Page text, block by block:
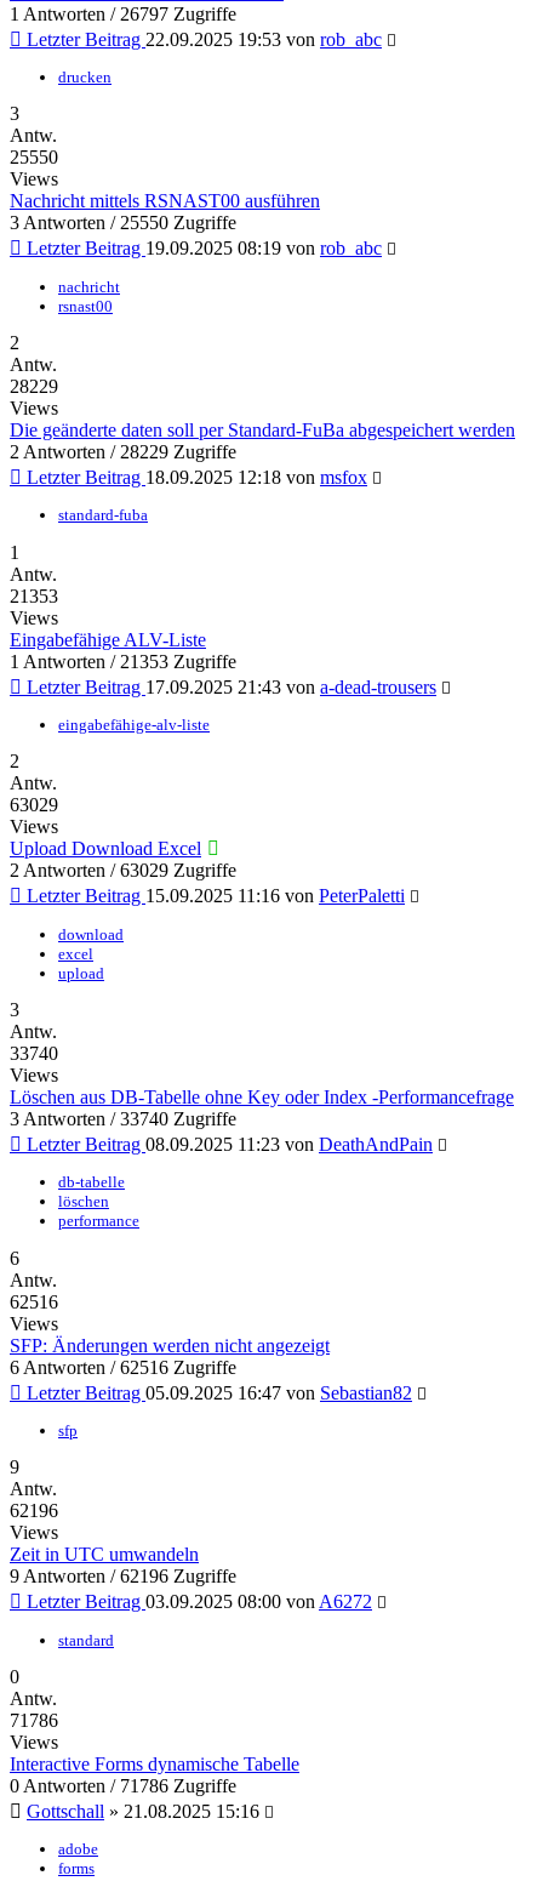
1 Antworten / 26797 Zugriffe
Letzter Beitrag 22.09.2025 19:53 von rob_abc
drucken
3
Antw.
25550
Views
Nachricht mittels RSNAST00 ausführen
3 Antworten / 25550 Zugriffe
Letzter Beitrag 19.09.2025 08:19 von rob_abc
nachricht
rsnast00
2
Antw.
28229
Views
Die geänderte daten soll per Standard-FuBa abgespeichert werden
2 Antworten / 28229 Zugriffe
Letzter Beitrag 18.09.2025 12:18 von msfox
standard-fuba
1
Antw.
21353
Views
Eingabefähige ALV-Liste
1 Antworten / 21353 Zugriffe
Letzter Beitrag 17.09.2025 21:43 von a-dead-trousers
eingabefähige-alv-liste
2
Antw.
63029
Views
Upload Download Excel
2 Antworten / 63029 Zugriffe
Letzter Beitrag 15.09.2025 11:16 von PeterPaletti
download
excel
upload
3
Antw.
33740
Views
Löschen aus DB-Tabelle ohne Key oder Index -Performancefrage
3 Antworten / 33740 Zugriffe
Letzter Beitrag 08.09.2025 11:23 von DeathAndPain
db-tabelle
löschen
performance
6
Antw.
62516
Views
SFP: Änderungen werden nicht angezeigt
6 Antworten / 62516 Zugriffe
Letzter Beitrag 05.09.2025 16:47 von Sebastian82
sfp
9
Antw.
62196
Views
Zeit in UTC umwandeln
9 Antworten / 62196 Zugriffe
Letzter Beitrag 03.09.2025 08:00 von A6272
standard
0
Antw.
71786
Views
Interactive Forms dynamische Tabelle
0 Antworten / 71786 Zugriffe
Gottschall » 21.08.2025 15:16
adobe
forms